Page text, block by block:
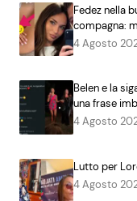
Fedez nella
compagna:
4 Agosto
Belen e la
una frase
4 Agosto
Lutto per
4 Agosto